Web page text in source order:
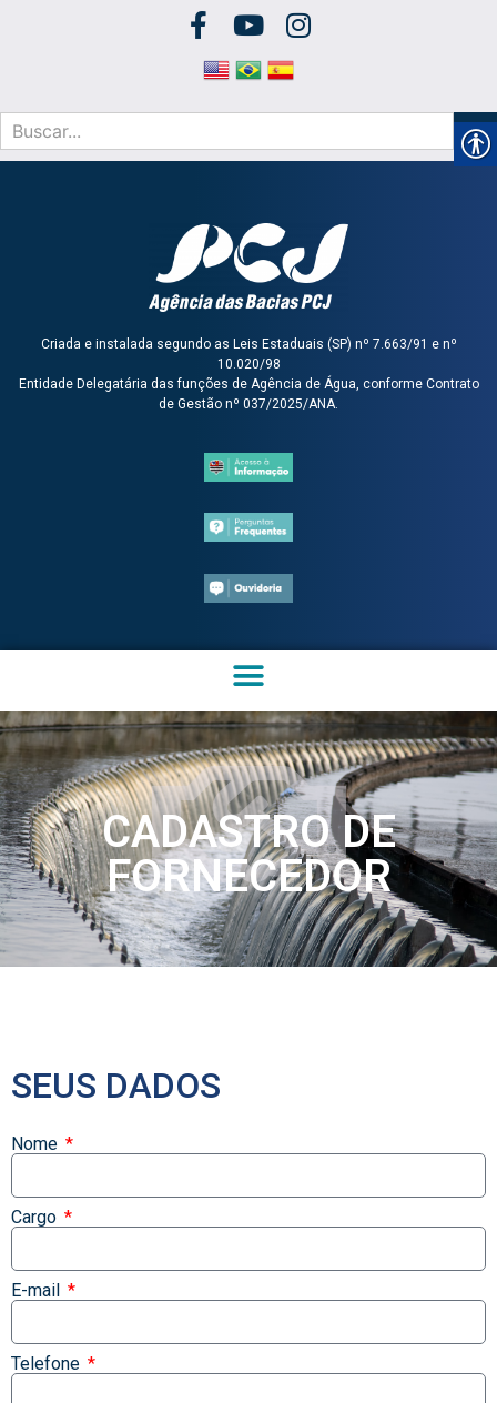
Criada e instalada segundo as Leis Estaduais (SP) nº 7.663/91 e nº
10.020/98
Entidade Delegatária das funções de Agência de Água, conforme Contrato
de Gestão nº 037/2025/ANA.
CADASTRO DE
FORNECEDOR
SEUS DADOS
Nome
Cargo
E-mail
Telefone